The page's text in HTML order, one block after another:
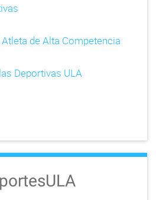
de Alta Competencia
Deportivas ULA